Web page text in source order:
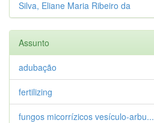
Silva, Eliane Maria Ribeiro da
Assunto
adubação
fertilizing
fungos micorrízicos vesículo-arbu...